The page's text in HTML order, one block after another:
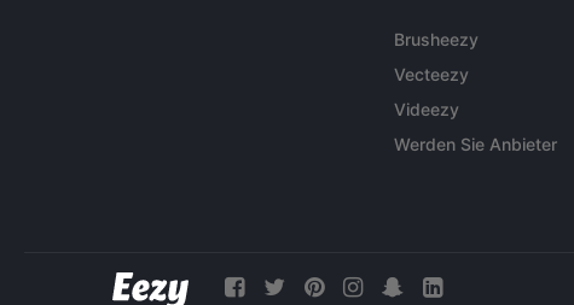
Brusheezy
Vecteezy
Videezy
Werden Sie Anbieter